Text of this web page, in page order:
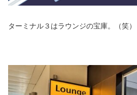
ターミナル３はラウンジの宝庫。（笑）